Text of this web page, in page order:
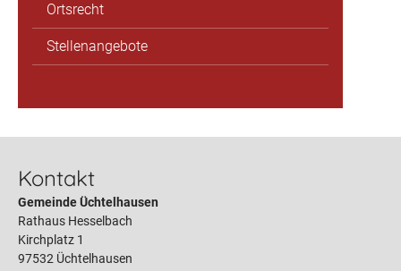
Ortsrecht
Stellenangebote
Kontakt
Gemeinde Üchtelhausen
Rathaus Hesselbach
Kirchplatz 1
97532 Üchtelhausen